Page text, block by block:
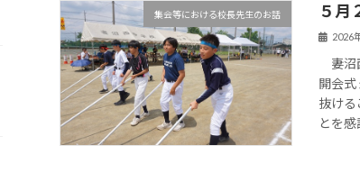
集会等における校長先生のお話 ５月
2026
妻沼
開会
抜け
とを